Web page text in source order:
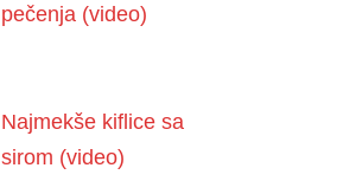
pečenja (video)
Najmekše kiflice sa
sirom (video)